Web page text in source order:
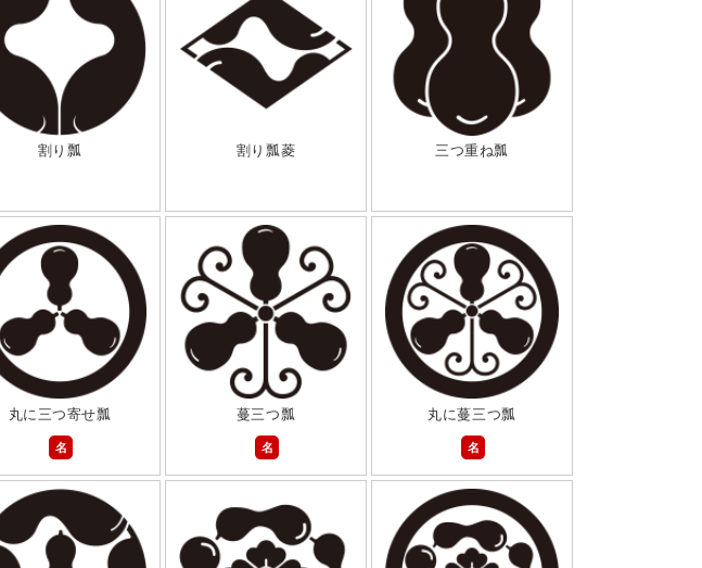
割り瓢 割り瓢菱 三つ重ね瓢
丸に三つ寄せ瓢
名
蔓三つ瓢
名
丸に蔓三つ瓢
名